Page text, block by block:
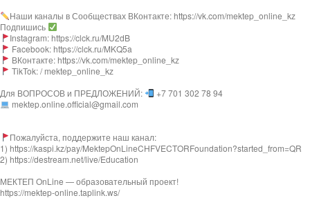
Наши каналы в Сообществах ВКонтакте: https://vk.com/mektep_online_kz
Подпишись
Instagram: https://clck.ru/MU2dB
Facebook: https://clck.ru/MKQ5a
ВКонтакте: https://vk.com/mektep_online_kz
TikTok: / mektep_online_kz
Для ВОПРОСОВ и ПРЕДЛОЖЕНИЙ:
+7 701 302 78 94
mektep.online.official@gmail.com
Пожалуйста, поддержите наш канал:
1) https://kaspi.kz/pay/MektepOnLineCHFVECTORFoundation?started_from=QR
2) https://destream.net/live/Education
МЕКТЕП OnLine — образовательный проект!
https://mektep-online.taplink.ws/